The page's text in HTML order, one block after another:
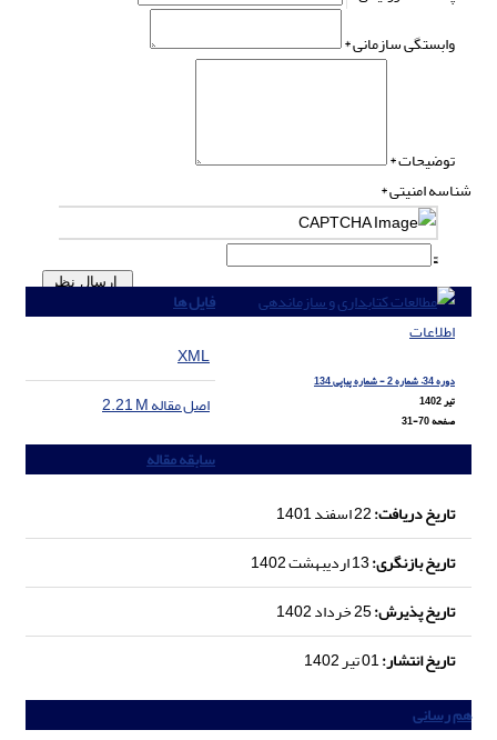
وابستگی سازمانی *
توضیحات *
شناسه امنیتی *
ارسال نظر
دوره 34، شماره 2 - شماره پیاپی 134
تیر 1402
صفحه31-70
فایل ها
XML
اصل مقاله2.21 M
سابقه مقاله
تاریخ دریافت:
تاریخ بازنگری:
تاریخ پذیرش:
تاریخ انتشار:
هم رسانی